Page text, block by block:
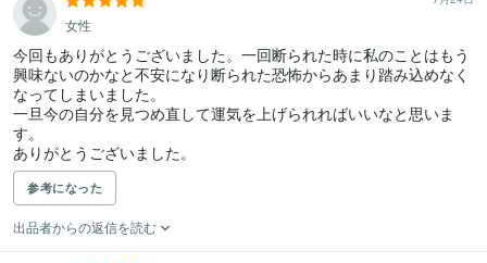
女性
今回もありがとうございました。一回断られた時に私のことはもう
興味ないのかなと不安になり断られた恐怖からあまり踏み込めなく
なってしまいました。
一旦今の自分を見つめ直して運気を上げられればいいなと思いま
す。
ありがとうございました。
参考になった
出品者からの返信を読む